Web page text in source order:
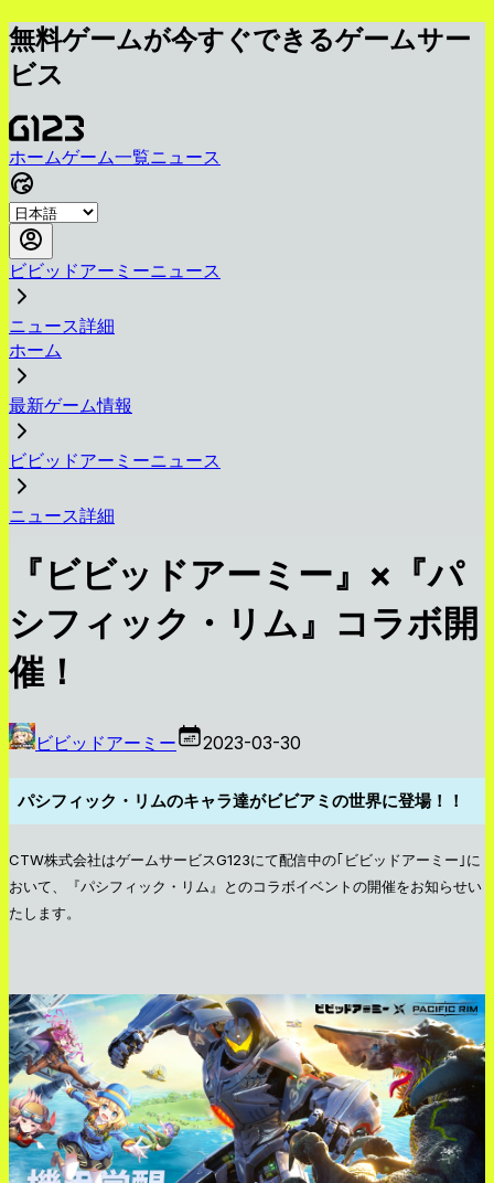
無料ゲームが今すぐできるゲームサー
ビス
ホームゲーム一覧ニュース
ビビッドアーミーニュース
ニュース詳細
ホーム
最新ゲーム情報
ビビッドアーミーニュース
ニュース詳細
『ビビッドアーミー』×『パ
シフィック・リム』コラボ開
催！
ビビッドアーミー 2023-03-30
パシフィック・リムのキャラ達がビビアミの世界に登場！！
CTW株式会社はゲームサービスG123にて配信中の｢ビビッドアーミー｣に
おいて、『パシフィック・リム』とのコラボイベントの開催をお知らせい
たします。